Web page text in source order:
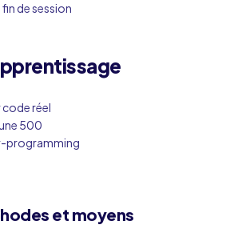
de session
réel
500
programming
et moyens